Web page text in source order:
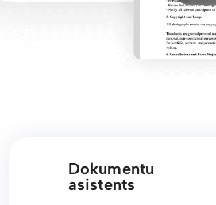
Dokumentu
asistents